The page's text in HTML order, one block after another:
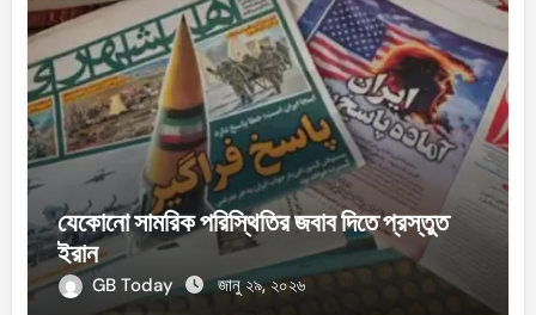
যেকোনো সামরিক পরিস্থিতির জবাব দিতে প্রস্তুত
ইরান
GB Today জানু ২৯, ২০২৬